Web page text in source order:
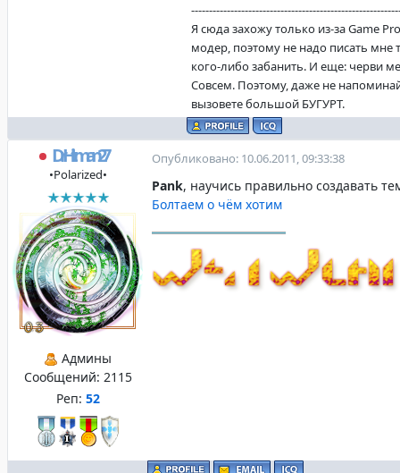
Я сюда захожу только из-за Game
модер, поэтому не надо писать мне
кого-либо забанить. И еще: черви
Совсем. Поэтому, даже не
вызовете большой БУГУРТ.
DrHitman27
•Polarized•
Админы
Сообщений: 2115
Реп: 52
Опубликовано: 10.06.2011, 09:33:38
Pank, научись правильно создавать
Болтаем о чём хотим